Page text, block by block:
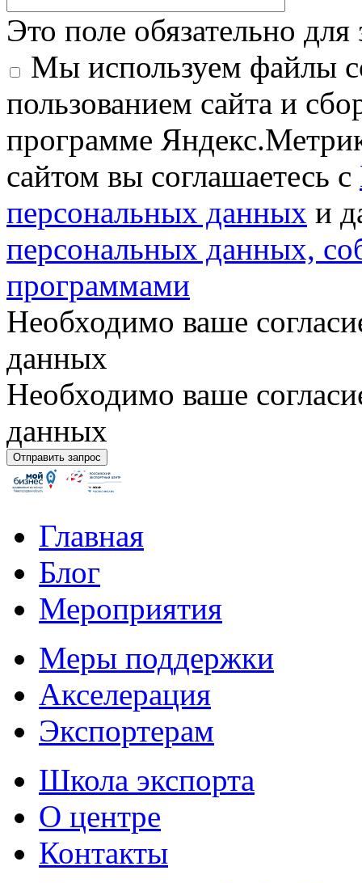
Это поле обязательно для
Мы используем файлы
пользованием сайта и
программе
сайтом вы соглашаетесь с
персональных данных и
персональных данных,
программами
Необходимо ваше
данных
Необходимо ваше
данных
Главная
Блог
Мероприятия
Меры поддержки
Акселерация
Экспортерам
Школа экспорта
О центре
Контакты